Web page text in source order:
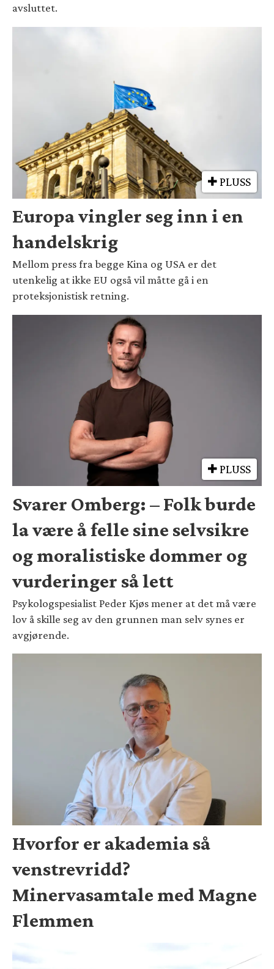
avsluttet.
PLUSS
Europa vingler seg inn i en
handelskrig
Mellom press fra begge Kina og USA er det
utenkelig at ikke EU også vil måtte gå i en
proteksjonistisk retning.
PLUSS
Svarer Omberg: – Folk burde
la være å felle sine selvsikre
og moralistiske dommer og
vurderinger så lett
Psykologspesialist Peder Kjøs mener at det må være
lov å skille seg av den grunnen man selv synes er
avgjørende.
Hvorfor er akademia så
venstrevridd?
Minervasamtale med Magne
Flemmen